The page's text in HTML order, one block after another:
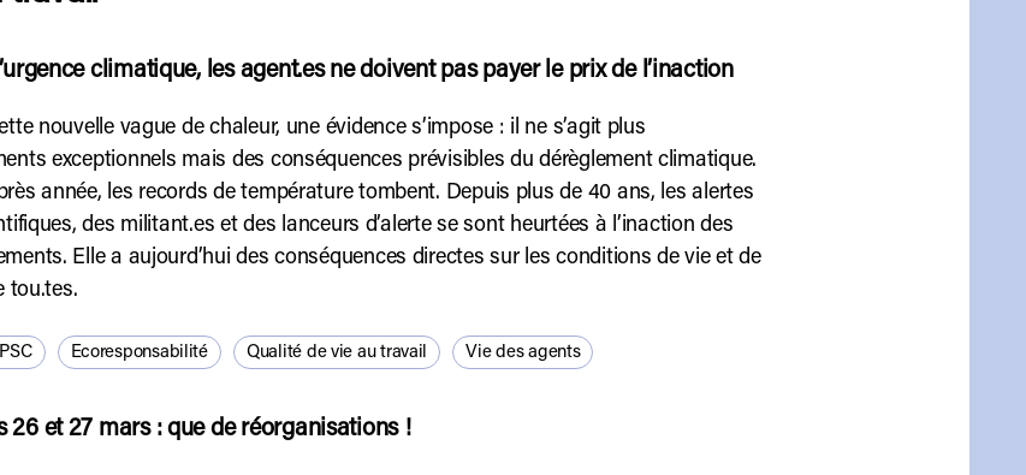
climatique, les agent.es ne doivent pas payer le prix de l’inaction
nouvelle vague de chaleur, une évidence s’impose : il ne s’agit plus
exceptionnels mais des conséquences prévisibles du dérèglement climatique.
année, les records de température tombent. Depuis plus de 40 ans, les alertes
des militant.es et des lanceurs d’alerte se sont heurtées à l’inaction des
Elle a aujourd’hui des conséquences directes sur les conditions de vie et de
tou.tes.
Ecoresponsabilité Qualité de vie au travail Vie des agents
26 et 27 mars : que de réorganisations !